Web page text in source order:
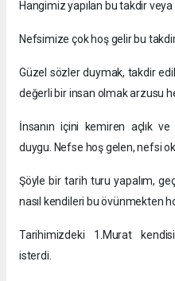
Hangimiz yapılan bu takdir
Nefsimize çok hoş gelir bu
Güzel sözler duymak, takdir
değerli bir insan olmak arzusu
İnsanın içini kemiren açlık
duygu. Nefse hoş gelen, nefsi
Şöyle bir tarih turu yapalım,
nasıl kendileri bu övünmekten
Tarihimizdeki 1.Murat
isterdi.